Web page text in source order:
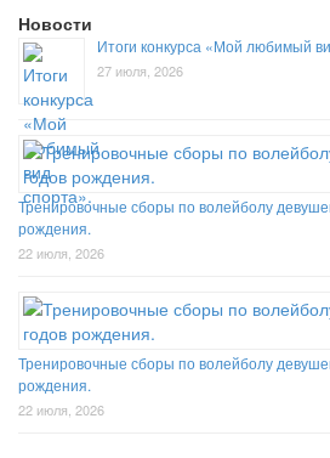
Новости
Итоги конкурса «Мой любимый
27 июля, 2026
Тренировочные сборы по волейболу
рождения.
22 июля, 2026
Тренировочные сборы по волейболу
рождения.
22 июля, 2026